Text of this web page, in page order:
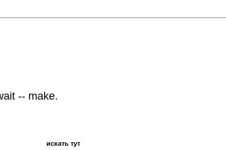
-- make.
искать тут